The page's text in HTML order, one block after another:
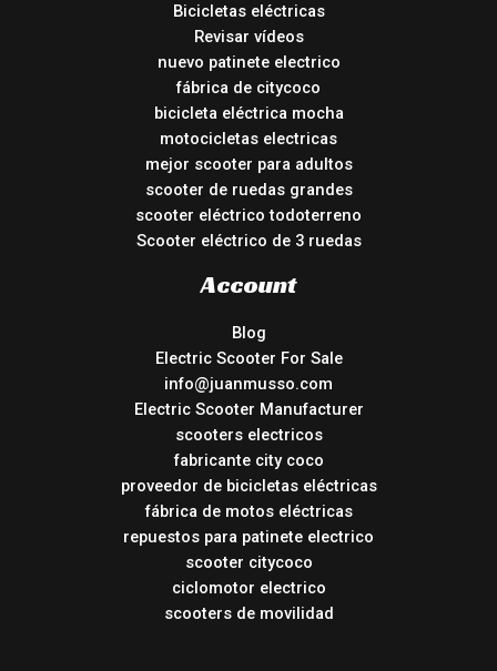
Bicicletas eléctricas
Revisar vídeos
nuevo patinete electrico
fábrica de citycoco
bicicleta eléctrica mocha
motocicletas electricas
mejor scooter para adultos
scooter de ruedas grandes
scooter eléctrico todoterreno
Scooter eléctrico de 3 ruedas
Account
Blog
Electric Scooter For Sale
info@juanmusso.com
Electric Scooter Manufacturer
scooters electricos
fabricante city coco
proveedor de bicicletas eléctricas
fábrica de motos eléctricas
repuestos para patinete electrico
scooter citycoco
ciclomotor electrico
scooters de movilidad